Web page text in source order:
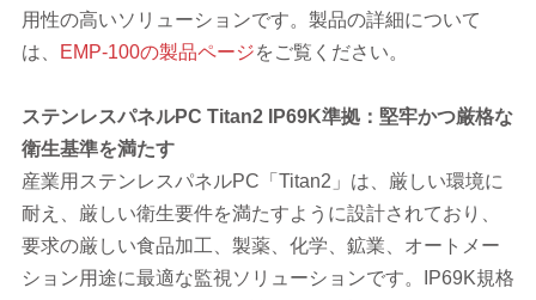
用性の高いソリューションです。製品の詳細について
は、
EMP-100の製品ページをご覧ください。
ステンレスパネルPC Titan2 IP69K準拠：堅牢かつ厳格な
衛生基準を満たす
産業用ステンレスパネルPC「Titan2」は、厳しい環境に
耐え、厳しい衛生要件を満たすように設計されており、
要求の厳しい食品加工、製薬、化学、鉱業、オートメー
ション用途に最適な監視ソリューションです。IP69K規格